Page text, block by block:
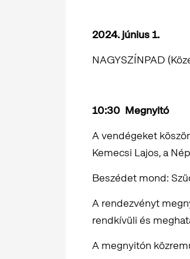
2024. június 1.
NAGYSZÍNPAD
10:30 Megnyitó
A vendégeket
Kemecsi Lajos, a
Beszédet mond:
A rendezvényt
rendkívüli és
A megnyitón